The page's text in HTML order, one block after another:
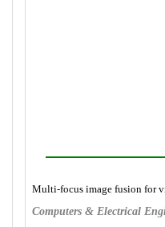
Multi-focus image fusion for
Computers & Electrical